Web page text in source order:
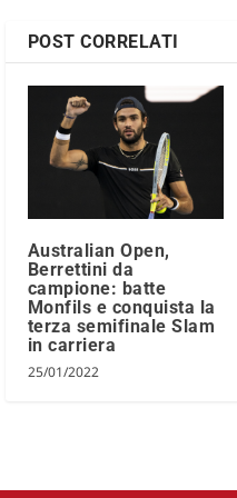
POST CORRELATI
Australian Open,
Berrettini da
campione: batte
Monfils e conquista la
terza semifinale Slam
in carriera
25/01/2022